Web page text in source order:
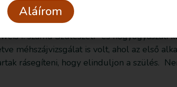
I. számú Szülészeti- és nőgyógyászati
méhszájvizsgálat is volt, ahol az első
rásegíteni, hogy elinduljon a szülés.
Aláírom